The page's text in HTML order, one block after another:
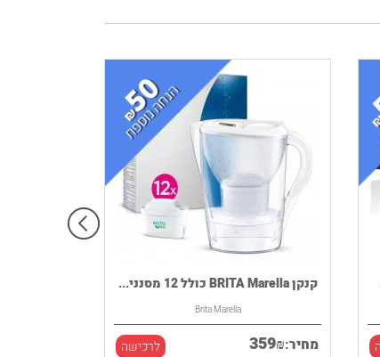
קנקן BRITA Marella כולל 12 מסנני...
Brita Marella
מחיר: 359₪ לרכישה